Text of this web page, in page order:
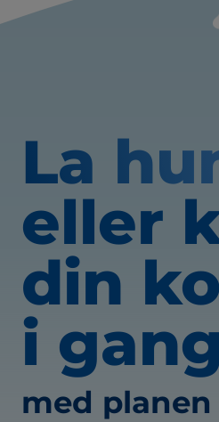
La
eller
din
i gang
med planen